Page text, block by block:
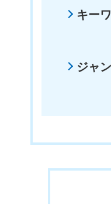
キー
ジャ